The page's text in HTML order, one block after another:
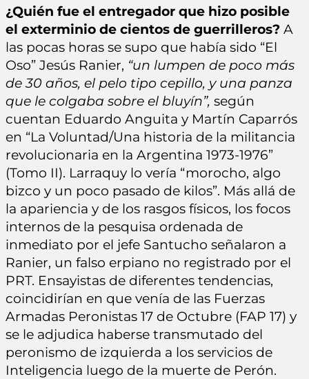
¿Quién fue el entregador que hizo posible
el exterminio de cientos de guerrilleros? A
las pocas horas se supo que había sido “El
Oso” Jesús Ranier, “un lumpen de poco más
de 30 años, el pelo tipo cepillo, y una panza
que le colgaba sobre el bluyín”, según
cuentan Eduardo Anguita y Martín Caparrós
en “La Voluntad/Una historia de la militancia
revolucionaria en la Argentina 1973-1976”
(Tomo II). Larraquy lo vería “morocho, algo
bizco y un poco pasado de kilos”. Más allá de
la apariencia y de los rasgos físicos, los focos
internos de la pesquisa ordenada de
inmediato por el jefe Santucho señalaron a
Ranier, un falso erpiano no registrado por el
PRT. Ensayistas de diferentes tendencias,
coincidirían en que venía de las Fuerzas
Armadas Peronistas 17 de Octubre (FAP 17) y
se le adjudica haberse transmutado del
peronismo de izquierda a los servicios de
Inteligencia luego de la muerte de Perón.